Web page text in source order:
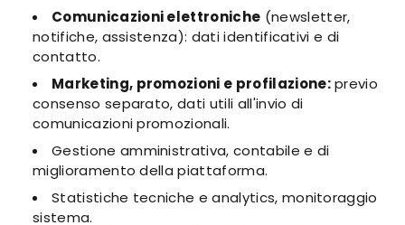
Comunicazioni elettroniche (newsletter,
notifiche, assistenza): dati identificativi e di
contatto.
Marketing, promozioni e profilazione:previo
consenso separato, dati utili all'invio di
comunicazioni promozionali.
Gestione amministrativa, contabile e di
miglioramento della piattaforma.
Statistiche tecniche e analytics, monitoraggio
sistema.